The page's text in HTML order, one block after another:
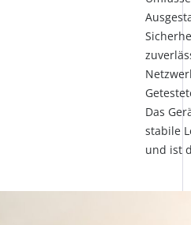
Das
stabile
und ist